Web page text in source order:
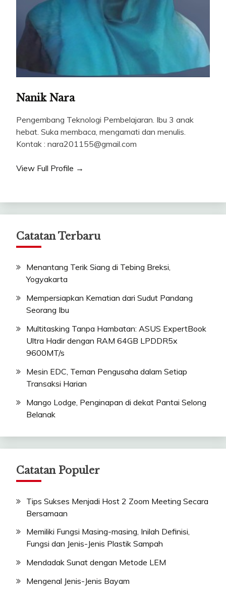
Nanik Nara
Pengembang Teknologi Pembelajaran. Ibu 3 anak
hebat. Suka membaca, mengamati dan menulis.
Kontak : nara201155@gmail.com
View Full Profile →
Catatan Terbaru
Menantang Terik Siang di Tebing Breksi,
Yogyakarta
Mempersiapkan Kematian dari Sudut Pandang
Seorang Ibu
Multitasking Tanpa Hambatan: ASUS ExpertBook
Ultra Hadir dengan RAM 64GB LPDDR5x
9600MT/s
Mesin EDC, Teman Pengusaha dalam Setiap
Transaksi Harian
Mango Lodge, Penginapan di dekat Pantai Selong
Belanak
Catatan Populer
Tips Sukses Menjadi Host 2 Zoom Meeting Secara
Bersamaan
Memiliki Fungsi Masing-masing, Inilah Definisi,
Fungsi dan Jenis-Jenis Plastik Sampah
Mendadak Sunat dengan Metode LEM
Mengenal Jenis-Jenis Bayam